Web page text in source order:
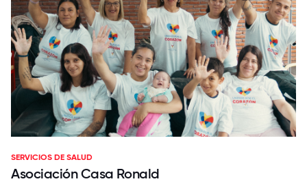
SERVICIOS DE SALUD
Asociación Casa Ronald